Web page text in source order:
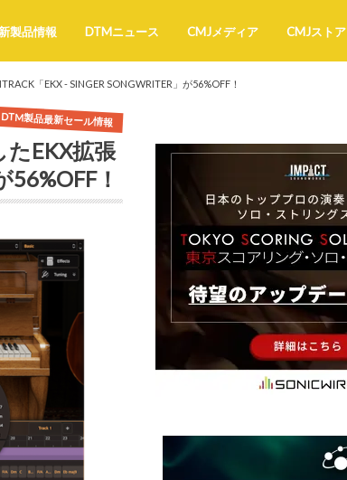
製品情報 DTMニュース CMJメディア CMJストア
「EKX - SINGER SONGWRITER」が56%OFF！
DTM製品最新セール情報
たEKX拡張
56%OFF！